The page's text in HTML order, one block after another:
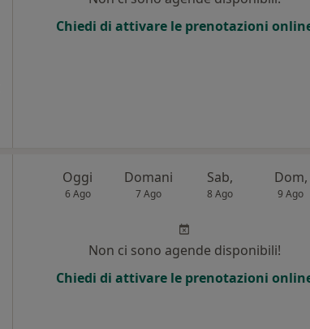
Chiedi di attivare le prenotazioni
Oggi
6 Ago
Domani
7 Ago
Sab,
8 Ago
Dom,
9 Ago
Non ci sono agende disponibili!
Chiedi di attivare le prenotazioni